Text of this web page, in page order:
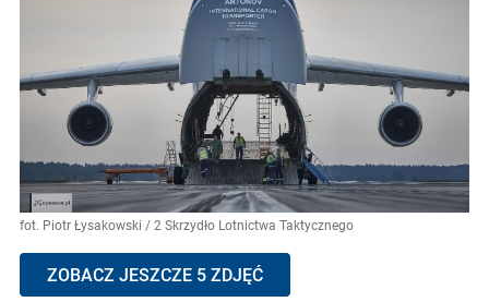
fot. Piotr Łysakowski / 2 Skrzydło Lotnictwa Taktycznego
ZOBACZ JESZCZE 5 ZDJĘĆ